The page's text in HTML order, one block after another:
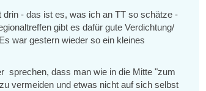
- das ist es, was ich an TT so schätze -
gibt es dafür gute Verdichtung/
war gestern wieder so ein kleines
sprechen, dass man wie in die Mitte "zum
vermeiden und etwas nicht auf sich selbst